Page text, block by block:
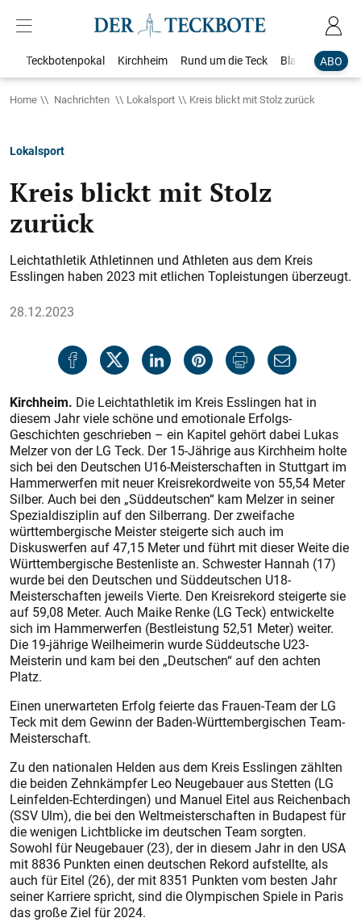
ABO
Teckbotenpokal Kirchheim Rund um die Teck Blaulicht
Home Nachrichten Lokalsport Kreis blickt mit Stolz zurück
Lokalsport
Kreis blickt mit Stolz
zurück
Leichtathletik Athletinnen und Athleten aus dem Kreis
Esslingen haben 2023 mit etlichen Topleistungen überzeugt.
28.12.2023
Kirchheim. Die Leichtathletik im Kreis Esslingen hat in
diesem Jahr viele schöne und emotionale Erfolgs-
Geschichten geschrieben – ein Kapitel gehört dabei Lukas
Melzer von der LG Teck. Der 15-Jährige aus Kirchheim holte
sich bei den Deutschen U16-Meisterschaften in Stuttgart im
Hammerwerfen mit neuer Kreisrekordweite von 55,54 Meter
Silber. Auch bei den „Süddeutschen“ kam Melzer in seiner
Spezialdisziplin auf den Silberrang. Der zweifache
württembergische Meister steigerte sich auch im
Diskuswerfen auf 47,15 Meter und führt mit dieser Weite die
Württembergische Bestenliste an. Schwester Hannah (17)
wurde bei den Deutschen und Süddeutschen U18-
Meisterschaften jeweils Vierte. Den Kreisrekord steigerte sie
auf 59,08 Meter. Auch Maike Renke (LG Teck) entwickelte
sich im Hammerwerfen (Bestleistung 52,51 Meter) weiter.
Die 19-jährige Weilheimerin wurde Süddeutsche U23-
Meisterin und kam bei den „Deutschen“ auf den achten
Platz.
Einen unerwarteten Erfolg feierte das Frauen-Team der LG
Teck mit dem Gewinn der Baden-Württembergischen Team-
Meisterschaft.
Zu den nationalen Helden aus dem Kreis Esslingen zählten
die beiden Zehnkämpfer Leo Neugebauer aus Stetten (LG
Leinfelden-Echterdingen) und Manuel Eitel aus Reichenbach
(SSV Ulm), die bei den Weltmeisterschaften in Budapest für
die wenigen Lichtblicke im deutschen Team sorgten.
Sowohl für Neugebauer (23), der in diesem Jahr in den USA
mit 8836 Punkten einen deutschen Rekord aufstellte, als
auch für Eitel (26), der mit 8351 Punkten vom besten Jahr
seiner Karriere spricht, sind die Olympischen Spiele in Paris
das große Ziel für 2024.